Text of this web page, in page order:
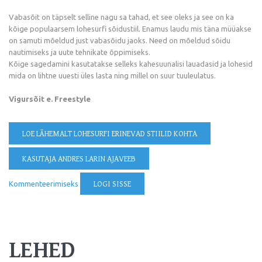
Vabasõit on täpselt selline nagu sa tahad, et see oleks ja see on ka
kõige populaarsem lohesurfi sõidustiil. Enamus laudu mis täna müüakse
on samuti mõeldud just vabasõidu jaoks. Need on mõeldud sõidu
nautimiseks ja uute tehnikate õppimiseks.
Kõige sagedamini kasutatakse selleks kahesuunalisi lauadasid ja lohesid
mida on lihtne uuesti üles lasta ning millel on suur tuuleulatus.
Vigursõit e. Freestyle
LOE LÄHEMALTLOHESURFI ERINEVAD STIILID KOHTA
KASUTAJA ANDRES LARIN AJAVEEB
Kommenteerimiseks LOGI SISSE
LEHED